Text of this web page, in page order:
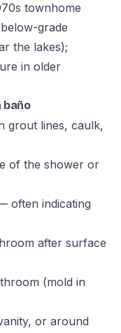
townhome
grade
the lakes);
in older
baño
grout lines, caulk,
of the shower or
often indicating
after surface
(mold in
or around